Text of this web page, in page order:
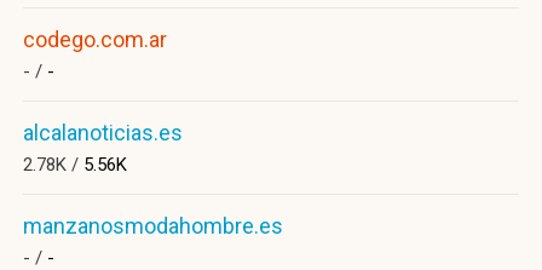
codego.com.ar
- / -
alcalanoticias.es
2.78K / 5.56K
manzanosmodahombre.es
- / -